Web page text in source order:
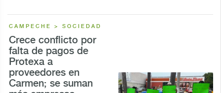
CAMPECHE > SOCIEDAD
Crece conflicto por
falta de pagos de
Protexa a
proveedores en
Carmen; se suman